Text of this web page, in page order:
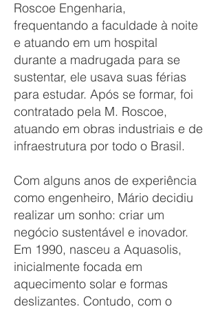
Roscoe Engenharia,
frequentando a faculdade à noite
e atuando em um hospital
durante a madrugada para se
sustentar, ele usava suas férias
para estudar. Após se formar, foi
contratado pela M. Roscoe,
atuando em obras industriais e de
infraestrutura por todo o Brasil.
Com alguns anos de experiência
como engenheiro, Mário decidiu
realizar um sonho: criar um
negócio sustentável e inovador.
Em 1990, nasceu a Aquasolis,
inicialmente focada em
aquecimento solar e formas
deslizantes. Contudo, com o